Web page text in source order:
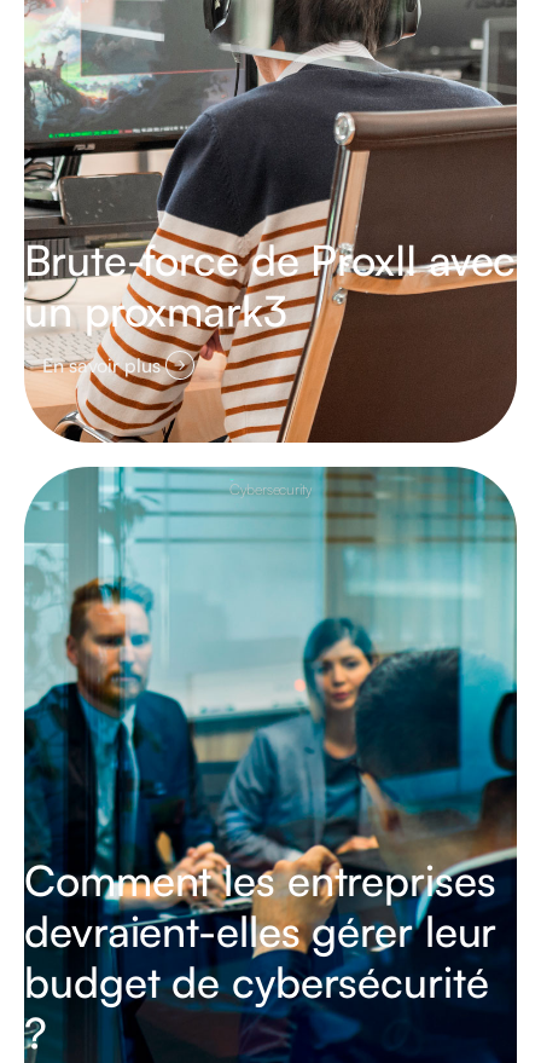
Brute-force de ProxII avec
un proxmark3
En savoir plus
Cybersecurity
Comment les entreprises
devraient-elles gérer leur
budget de cybersécurité
?